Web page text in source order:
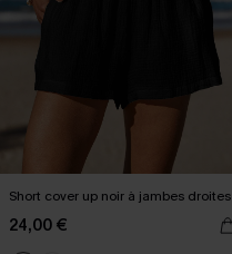
Short cover up noir à jambes droites
24,00 €